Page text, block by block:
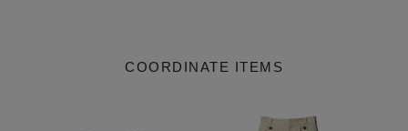
COORDINATE ITEMS